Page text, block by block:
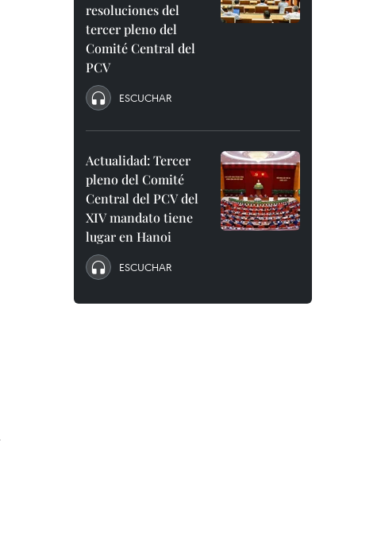
resoluciones del
tercer pleno del
Comité Central del
PCV
ESCUCHAR
Actualidad: Tercer
pleno del Comité
Central del PCV del
XIV mandato tiene
lugar en Hanoi
ESCUCHAR